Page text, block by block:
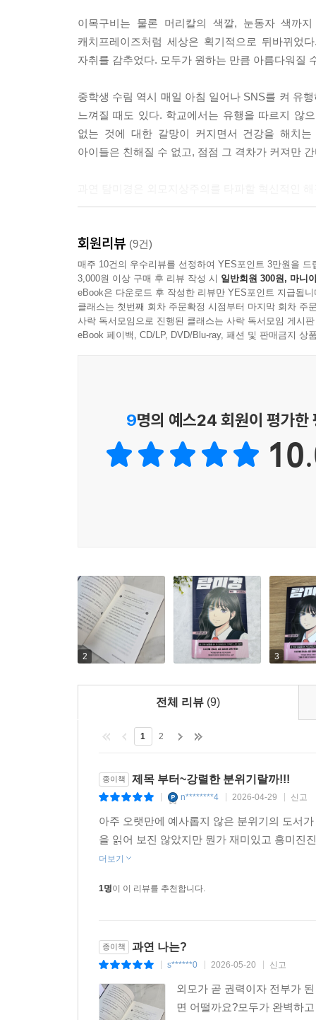
이목구비는 물론 머리칼의 색깔, 눈동자 색까
캐치프레이즈처럼 세상은 획기적으로 뒤바뀌었
자취를 감추었다. 모두가 원하는 만큼 아름다워질
중학생 수림 역시 매일 아침 일어나 SNS를 켜 유
느껴질 때도 있다. 학교에서는 유행을 따르지 않
없는 것에 대한 갈망이 커지면서 건강을 해치
아이들은 친해질 수 없고, 점점 그 격차가 커져만
서로를 향한 용기와 단단한 믿음으로 거대 시스템
수림은 모두가 똑같은 생김새를 하고 다니는 세
탐미경을 끄고 싶어 하는 사람들을 만난다.
탐미경 대표의 딸 해영은 자신의 진짜 얼굴을 드
생김새도, 성격도, 잘하는 것도 다른 수림, 해영
쌓는다. 그리고 그를 바탕으로 탐미경이라는 거대
외모로 사람의 급을 나누고 평가하는 사회 분위
벗지 않고, 건강을 해치는 무리한 다이어트를
외모가 나의 전부인 것처럼 생활하게 되는 것이다.
하지만 외모 외에 ‘나’를 이루는 가치는 수도 없
이야기한다. 수림, 해영, 슬훈은 각자의 탐미경을
따라가는 독자들 역시 외모 이외에 나를 이루는
“사람들이 잊고 사는 사실을 보여 줘야 해. 우리
회원리뷰 (9건)
매주 10건의 우수리뷰를 선정하여 YES포인트 3만원을 드
3,000원 이상 구매 후 리뷰 작성 시 일반회원 300원, 마니
eBook은 다운로드 후 작성한 리뷰만 YES포인트 지급됩니
클래스는 첫번째 회차 주문확정 시점부터 마지막 회차 주
사락 독서모임으로 진행된 클래스는 사락 독서모임 게시
eBook 페이백, CD/LP, DVD/Blu-ray, 패션 및 판매금지 상
9명의 예스24 회원이 평가한
2 3
전체 리뷰 (9)
1 2
종이책 제목 부터~강렬한 분위기랄까!!!
n********4 2026-04-29 신고
아주 오랫만에 예사롭지 않은 분위기의 도서
을 읽어 보진 않았지만 뭔가 재미있고 흥미진
더보기
1명이 이 리뷰를 추천합니다.
종이책 과연 나는?
s******0 2026-05-20 신고
외모가 곧 권력이자 전부가
면 어떨까요?모두가 완벽하